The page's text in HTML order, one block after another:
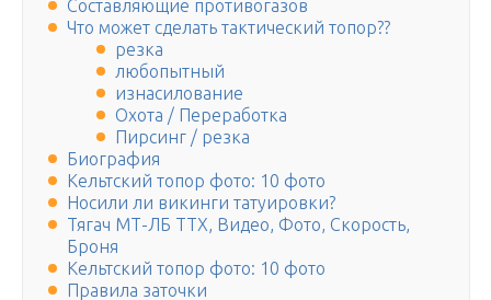
Составляющие противогазов
Что может сделать тактический топор??
резка
любопытный
изнасилование
Охота / Переработка
Пирсинг / резка
Биография
Кельтский топор фото: 10 фото
Носили ли викинги татуировки?
Тягач МТ-ЛБ ТТХ, Видео, Фото, Скорость,
Броня
Кельтский топор фото: 10 фото
Правила заточки